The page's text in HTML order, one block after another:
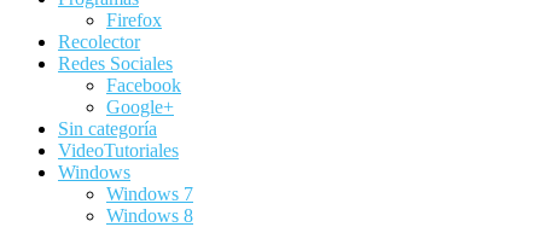
Firefox
Recolector
Redes Sociales
Facebook
Google+
Sin categoría
VideoTutoriales
Windows
Windows 7
Windows 8